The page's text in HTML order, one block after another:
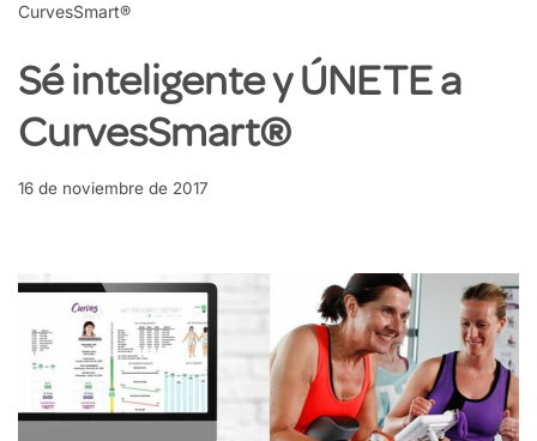
CurvesSmart®
Sé inteligente y ÚNETE a
CurvesSmart®
16 de noviembre de 2017